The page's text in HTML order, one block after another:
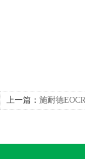
上一篇： 施耐德